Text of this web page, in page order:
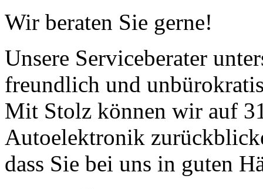
Wir beraten Sie gerne!
Unsere Serviceberater
freundlich und
Mit Stolz können wir auf
Autoelektronik
dass Sie bei uns in guten